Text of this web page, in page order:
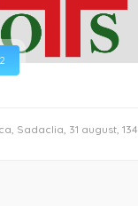
Sadaclia, 31 august, 134